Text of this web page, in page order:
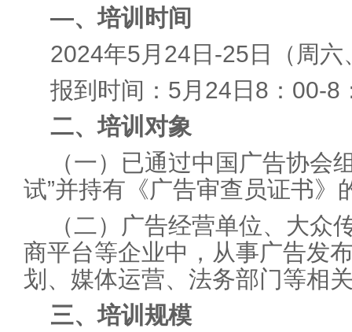
—、培训时间
2024年5月24日-25日（周六
报到时间：5月24日8：00-8
二、培训对象
（一）已通过中国广告协会
试”并持有《广告审查员证书》
（二）广告经营单位、大众
商平台等企业中，从事广告发
划、媒体运营、法务部门等相
三、培训规模